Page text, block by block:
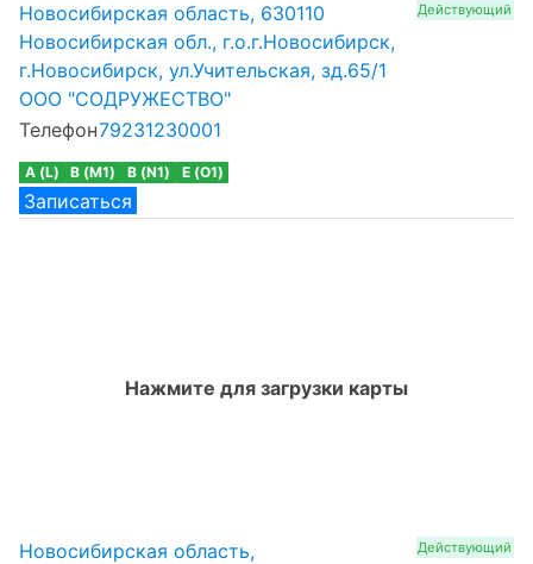
Новосибирская область, 630110
Новосибирская обл., г.о.г.Новосибирск,
г.Новосибирск, ул.Учительская, зд.65/1
ООО "СОДРУЖЕСТВО"
Телефон79231230001
A (L) B (M1) B (N1) E (O1)
Записаться
Действующий
Нажмите для загрузки карты
Новосибирская область,
Действующий